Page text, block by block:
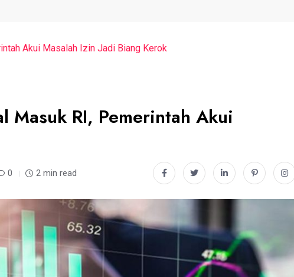
Akui Masalah Izin Jadi Biang Kerok
Masuk RI, Pemerintah Akui
0 2 min read